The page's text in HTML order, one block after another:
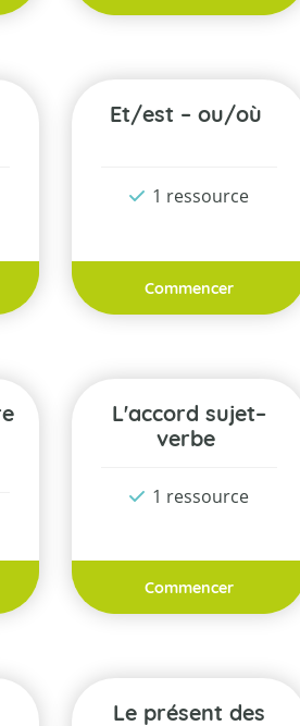
et/est – ou/où
1 ressource
Commencer
L'accord sujet–
verbe
1 ressource
Commencer
Le présent des